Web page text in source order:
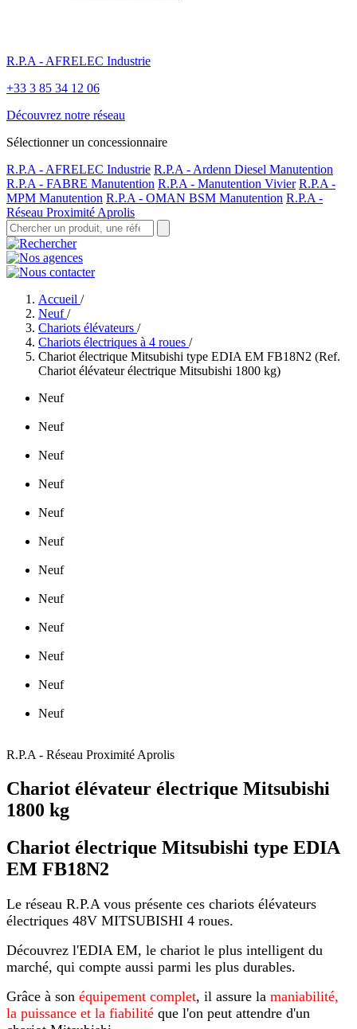
R.P.A - AFRELEC Industrie
+33 3 85 34 12 06
Découvrez notre réseau
Sélectionner un concessionnaire
R.P.A - AFRELEC Industrie R.P.A - Ardenn Diesel Manutention
R.P.A - FABRE Manutention R.P.A - Manutention Vivier R.P.A -
MPM Manutention R.P.A - OMAN BSM Manutention R.P.A -
Réseau Proximité Aprolis
Accueil /
Neuf/
Chariots élévateurs /
Chariots électriques à 4 roues /
Chariot électrique Mitsubishi type EDIA EM FB18N2 (Ref.
Chariot élévateur électrique Mitsubishi 1800 kg)
Neuf
Neuf
Neuf
Neuf
Neuf
Neuf
Neuf
Neuf
Neuf
Neuf
Neuf
Neuf
R.P.A - Réseau Proximité Aprolis
Chariot élévateur électrique Mitsubishi
1800 kg
Chariot électrique Mitsubishi type EDIA
EM FB18N2
Le réseau R.P.A vous présente ces chariots élévateurs
électriques 48V MITSUBISHI 4 roues.
Découvrez l'EDIA EM, le chariot le plus intelligent du
marché, qui compte aussi parmi les plus durables.
Grâce à son équipement complet, il assure la maniabilité,
la puissance et la fiabilité que l'on peut attendre d'un